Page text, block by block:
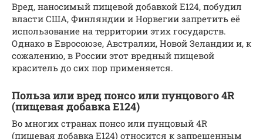
Вред, наносимый пищевой добавкой Е124, побудил
власти США, Финляндии и Норвегии запретить её
использование на территории этих государств.
Однако в Евросоюзе, Австралии, Новой Зеландии и, к
сожалению, в России этот вредный пищевой
краситель до сих пор применяется.
Польза или вред понсо или пунцового 4R
(пищевая добавка Е124)
Во многих странах понсо или пунцовый 4R
(пищевая добавка Е124) относится к запрещенным